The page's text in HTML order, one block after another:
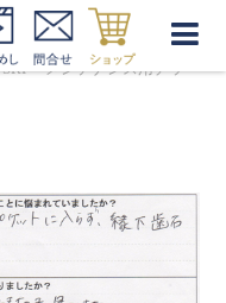
SRP・メンテナンス用チッ